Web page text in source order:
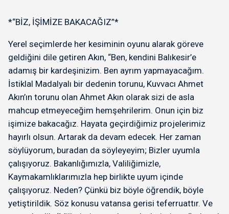
*“BİZ, İŞİMİZE BAKACAĞIZ”*
Yerel seçimlerde her kesiminin oyunu alarak göreve
geldiğini dile getiren Akın, “Ben, kendini Balıkesir’e
adamış bir kardeşinizim. Ben ayrım yapmayacağım.
İstiklal Madalyalı bir dedenin torunu, Kuvvacı Ahmet
Akın’ın torunu olan Ahmet Akın olarak sizi de asla
mahcup etmeyeceğim hemşehrilerim. Onun için biz
işimize bakacağız. Hayata geçirdiğimiz projelerimiz
hayırlı olsun. Artarak da devam edecek. Her zaman
söylüyorum, buradan da söyleyeyim; Bizler uyumla
çalışıyoruz. Bakanlığımızla, Valiliğimizle,
Kaymakamlıklarımızla hep birlikte uyum içinde
çalışıyoruz. Neden? Çünkü biz böyle öğrendik, böyle
yetiştirildik. Söz konusu vatansa gerisi teferruattır. Ve